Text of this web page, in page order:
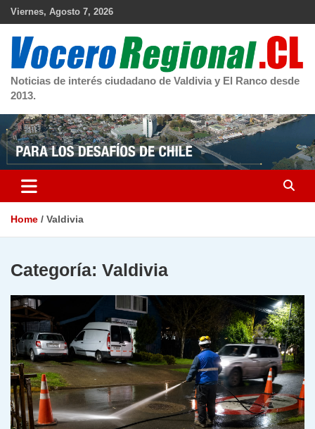
Skip
Viernes, Agosto 7, 2026
Noticias de interés ciudadano de Valdivia y El Ranco desde
2013.
Home Valdivia
Categoría: Valdivia